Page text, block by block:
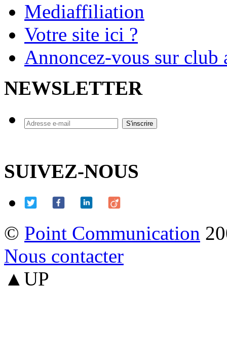
Mediaffiliation
Votre site ici ?
Annoncez-vous sur
NEWSLETTER
SUIVEZ-NOUS
© Point Communication
Nous contacter
▲UP